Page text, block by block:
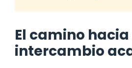
El camino hacia
intercambio